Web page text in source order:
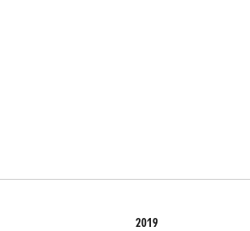
2019